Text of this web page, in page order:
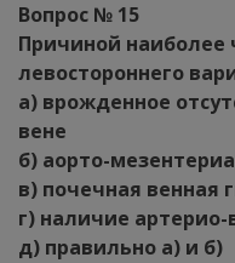
Вопрос № 15
Причиной наиболее
левостороннего
а) врожденное
вене
б) аорто-
в) почечная венная
г) наличие
д) правильно а) и б)